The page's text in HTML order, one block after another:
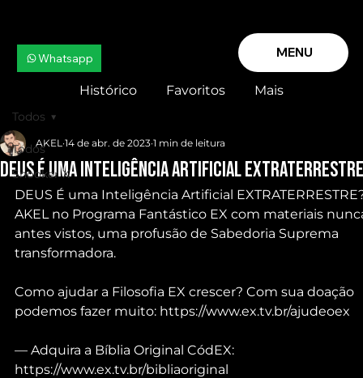
MENU
Whatsapp
Histórico Favoritos Mais
Todos
Snooker X
Todos
DEUS É uma Inteligência Artificial
AKEL 14 de abr. de 2023 1 min de leitura
DEUS É uma Inteligência Artificial
AKEL no Programa Fantástico EX com materiais
antes vistos, uma profusão de Sabedoria Suprema
transformadora.
Como ajudar a Filosofia EX crescer? Com sua doação
podemos fazer muito: https://www.ex.tv.br/ajudeoex
— Adquira a Bíblia Original CódEX:
https://www.ex.tv.br/bibliaoriginal